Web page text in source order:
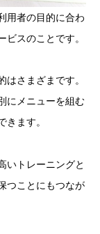
用者の目的に合わ
スのことです。
さまざまです。
にメニューを組む
ます。
いトレーニングと
つことにもつなが